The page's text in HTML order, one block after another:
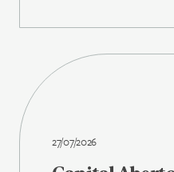
27/07/2026